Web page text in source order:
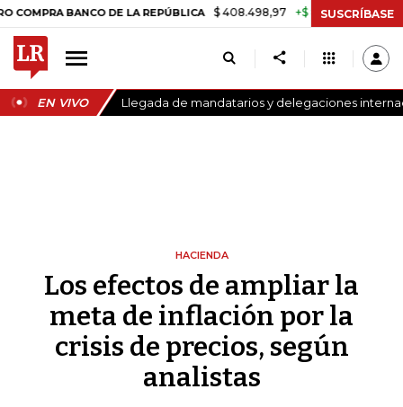
BANCO DE LA REPÚBLICA $ 408.498,97 +$ 8.753,81 +2,19%
SUSCRÍBASE
EN VIVO Llegada de mandatarios y delegaciones
HACIENDA
Los efectos de ampliar la
meta de inflación por la
crisis de precios, según
analistas